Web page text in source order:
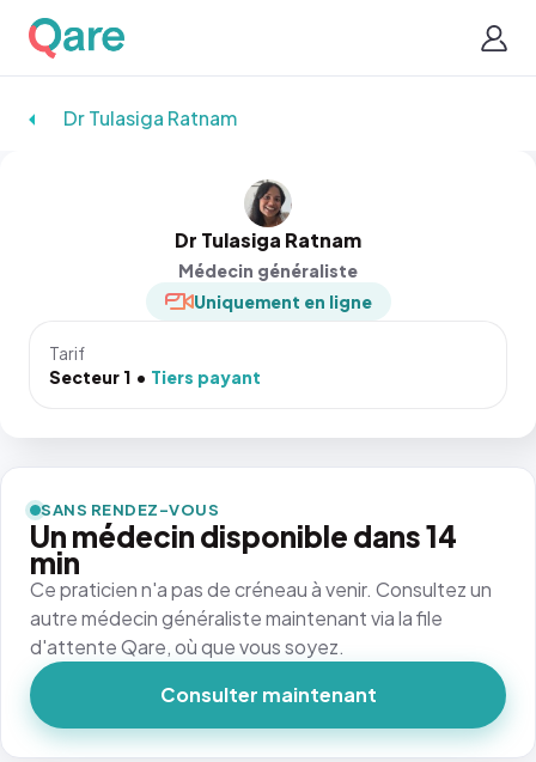
Dr Tulasiga Ratnam
Dr Tulasiga Ratnam
Médecin généraliste
Uniquement en ligne
Tarif
Secteur 1
Tiers payant
SANS RENDEZ-VOUS
Un médecin disponible dans 14
min
Ce praticien n'a pas de créneau à venir. Consultez un
autre médecin généraliste maintenant via la file
d'attente Qare, où que vous soyez.
Consulter maintenant